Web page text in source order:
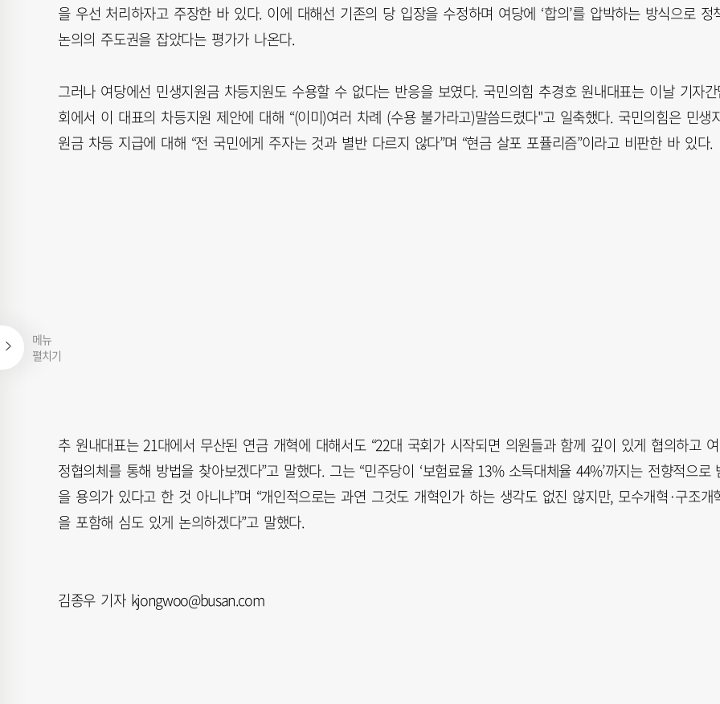
메뉴
펼치기
을 우선 처리하자고 주장한 바 있다. 이에 대해선 기존의 당 입장을 수정하며 여당에 ‘합의’를 압박하는 방식으로 정
논의의 주도권을 잡았다는 평가가 나온다.
그러나 여당에선 민생지원금 차등지원도 수용할 수 없다는 반응을 보였다. 국민의힘 추경호 원내대표는 이날 기자
회에서 이 대표의 차등지원 제안에 대해 “(이미)여러 차례 (수용 불가라고)말씀드렸다"고 일축했다. 국민의힘은 민생
원금 차등 지급에 대해 “전 국민에게 주자는 것과 별반 다르지 않다”며 “현금 살포 포퓰리즘”이라고 비판한 바 있다.
추 원내대표는 21대에서 무산된 연금 개혁에 대해서도 “22대 국회가 시작되면 의원들과 함께 깊이 있게 협의하고
정협의체를 통해 방법을 찾아보겠다”고 말했다. 그는 “민주당이 ‘보험료율 13% 소득대체율 44%’까지는 전향적으로
을 용의가 있다고 한 것 아니냐”며 “개인적으로는 과연 그것도 개혁인가 하는 생각도 없진 않지만, 모수개혁·구조개
을 포함해 심도 있게 논의하겠다”고 말했다.
김종우 기자 kjongwoo@busan.com